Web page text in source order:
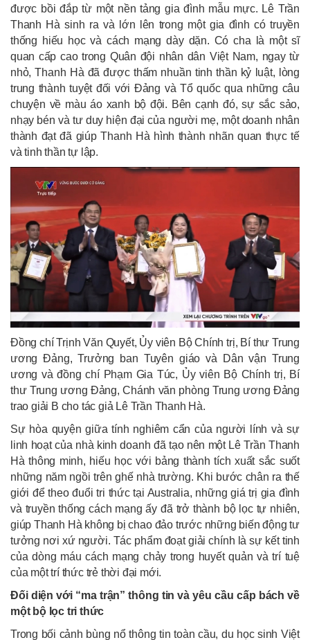
được bồi đắp từ một nền tảng gia đình mẫu mực. Lê Trần
Thanh Hà sinh ra và lớn lên trong một gia đình có truyền
thống hiếu học và cách mạng dày dặn. Có cha là một sĩ
quan cấp cao trong Quân đội nhân dân Việt Nam, ngay từ
nhỏ, Thanh Hà đã được thấm nhuần tinh thần kỷ luật, lòng
trung thành tuyệt đối với Đảng và Tổ quốc qua những câu
chuyện về màu áo xanh bộ đội. Bên cạnh đó, sự sắc sảo,
nhạy bén và tư duy hiện đại của người mẹ, một doanh nhân
thành đạt đã giúp Thanh Hà hình thành nhãn quan thực tế
và tinh thần tự lập.
Đồng chí Trịnh Văn Quyết, Ủy viên Bộ Chính trị, Bí thư Trung
ương Đảng, Trưởng ban Tuyên giáo và Dân vận Trung
ương và đồng chí Phạm Gia Túc, Ủy viên Bộ Chính trị, Bí
thư Trung ương Đảng, Chánh văn phòng Trung ương Đảng
trao giải B cho tác giả Lê Trần Thanh Hà.
Sự hòa quyện giữa tính nghiêm cẩn của người lính và sự
linh hoạt của nhà kinh doanh đã tạo nên một Lê Trần Thanh
Hà thông minh, hiếu học với bảng thành tích xuất sắc suốt
những năm ngồi trên ghế nhà trường. Khi bước chân ra thế
giới để theo đuổi tri thức tại Australia, những giá trị gia đình
và truyền thống cách mạng ấy đã trở thành bộ lọc tự nhiên,
giúp Thanh Hà không bị chao đảo trước những biến động tư
tưởng nơi xứ người. Tác phẩm đoạt giải chính là sự kết tinh
của dòng máu cách mạng chảy trong huyết quản và trí tuệ
của một trí thức trẻ thời đại mới.
Đối diện với “ma trận” thông tin và yêu cầu cấp bách về
một bộ lọc tri thức
Trong bối cảnh bùng nổ thông tin toàn cầu, du học sinh Việt